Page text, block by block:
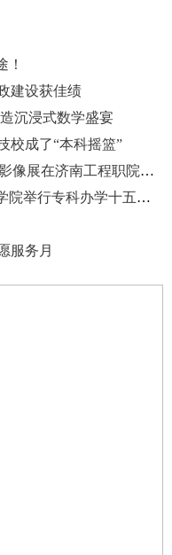
！
建设获佳绩
沉浸式数学盛宴
校成了“本科摇篮”
“项目提升年 泉城有木兰”校园专场影像展在济南工程职院举行
锚定“升格”绘新篇！济南护理职业学院举行专科办学十五周年成果总结大会
服务月